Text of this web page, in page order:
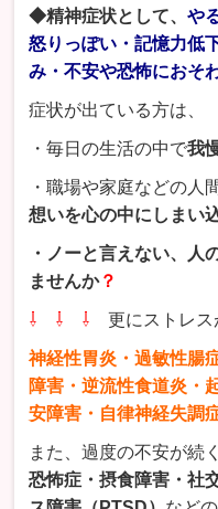
◆精神症状として、や
怒りっぽい・記憶力低
み・不安や恐怖におそ
症状が出ている方は、
・毎日の生活の中で我
・職場や家庭などの人
想いを心の中にしまい
・ノーと言えない、人
ませんか？
⇩ ⇩ ⇩ 更にストレス
神経性胃炎・過敏性腸
障害・逆流性食道炎・
安障害・自律神経失調
また、過度の不安が続
恐怖症・摂食障害・社